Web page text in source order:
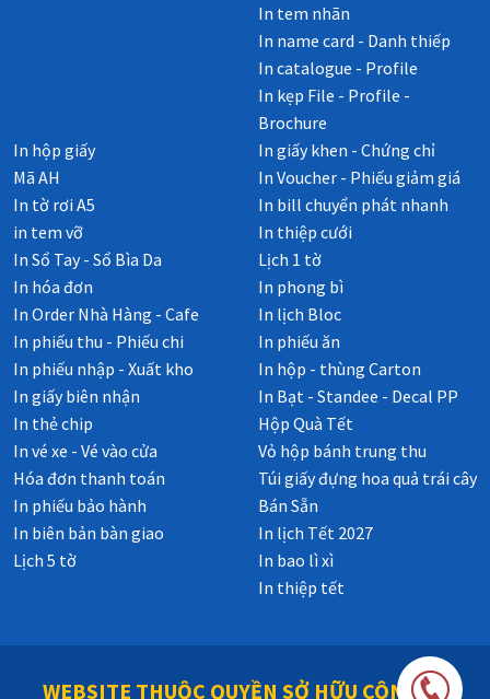
In tem nhãn
In name card - Danh thiếp
In catalogue - Profile
In kẹp File - Profile -
Brochure
In hộp giấy
Mã AH
In tờ rơi A5
in tem vỡ
In Sổ Tay - Sổ Bìa Da
In hóa đơn
In Order Nhà Hàng - Cafe
In phiếu thu - Phiếu chi
In phiếu nhập - Xuất kho
In giấy biên nhận
In thẻ chip
In vé xe - Vé vào cửa
Hóa đơn thanh toán
In phiếu bảo hành
In biên bản bàn giao
Lịch 5 tờ
In giấy khen - Chứng chỉ
In Voucher - Phiếu giảm giá
In bill chuyển phát nhanh
In thiệp cưới
Lịch 1 tờ
In phong bì
In lịch Bloc
In phiếu ăn
In hộp - thùng Carton
In Bạt - Standee - Decal PP
Hộp Quà Tết
Vỏ hộp bánh trung thu
Túi giấy đựng hoa quả trái cây
Bán Sẵn
In lịch Tết 2027
In bao lì xì
In thiệp tết
WEBSITE THUỘC QUYỀN SỞ HỮU CÔNG TY